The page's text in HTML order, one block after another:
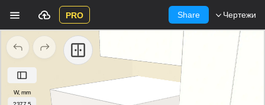
Чертежи
Share
PRO
W, mm